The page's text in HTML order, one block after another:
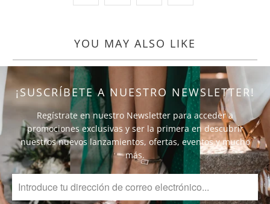
YOU MAY ALSO LIKE
¡SUSCRÍBETE A NUESTRO NEWSLETTER!
Regístrate en nuestro Newsletter para acceder a
promociones exclusivas y ser la primera en descubrir
nuestros nuevos lanzamientos, ofertas, eventos y mucho
más.